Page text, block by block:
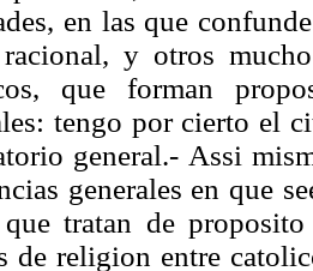
en las que
y otros
que forman
tengo por cierto el
general.- Assi
generales en que
tratan de
de religion entre